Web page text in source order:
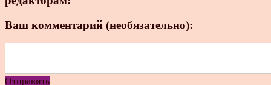
Ваш комментарий (необязательно):
Отправить